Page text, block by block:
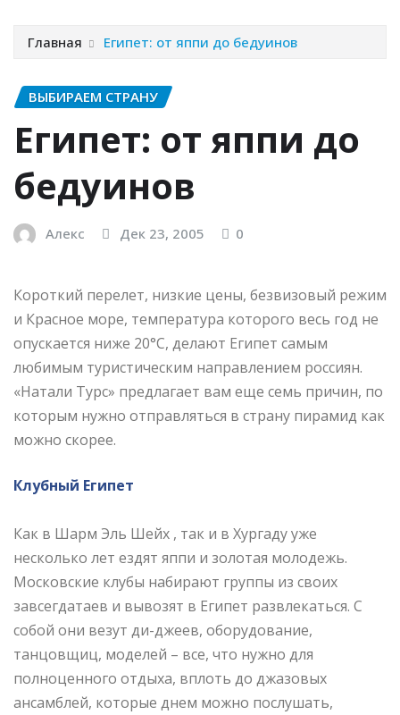
Главная Египет: от яппи до бедуинов
ВЫБИРАЕМ СТРАНУ
Египет: от яппи до
бедуинов
Алекс Дек 23, 2005 0
Короткий перелет, низкие цены, безвизовый режим
и Красное море, температура которого весь год не
опускается ниже 20°C, делают Египет самым
любимым туристическим направлением россиян.
«Натали Турс» предлагает вам еще семь причин, по
которым нужно отправляться в страну пирамид как
можно скорее.
Клубный Египет
Как в Шарм Эль Шейх , так и в Хургаду уже
несколько лет ездят яппи и золотая молодежь.
Московские клубы набирают группы из своих
завсегдатаев и вывозят в Египет развлекаться. С
собой они везут ди-джеев, оборудование,
танцовщиц, моделей – все, что нужно для
полноценного отдыха, вплоть до джазовых
ансамблей, которые днем можно послушать,